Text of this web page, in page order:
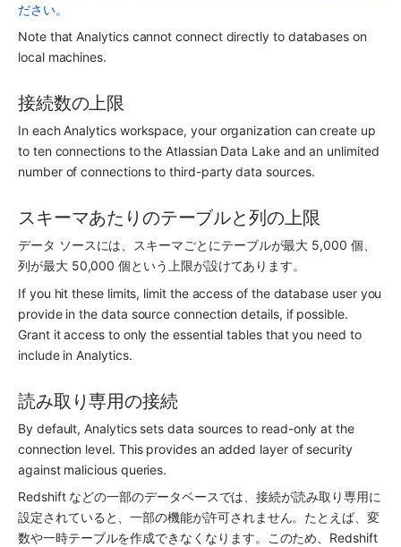
ださい。
Note that Analytics cannot connect directly to databases on
local machines.
接続数の上限
In each Analytics workspace, your organization can create up
to ten connections to the Atlassian Data Lake and an unlimited
number of connections to third-party data sources.
スキーマあたりのテーブルと列の上限
データ ソースには、スキーマごとにテーブルが最大 5,000 個、
列が最大 50,000 個という上限が設けてあります。
If you hit these limits, limit the access of the database user you
provide in the data source connection details, if possible.
Grant it access to only the essential tables that you need to
include in Analytics.
読み取り専用の接続
By default, Analytics sets data sources to read-only at the
connection level. This provides an added layer of security
against malicious queries.
Redshift などの一部のデータベースでは、接続が読み取り専用に
設定されていると、一部の機能が許可されません。たとえば、変
数や一時テーブルを作成できなくなります。このため、Redshift